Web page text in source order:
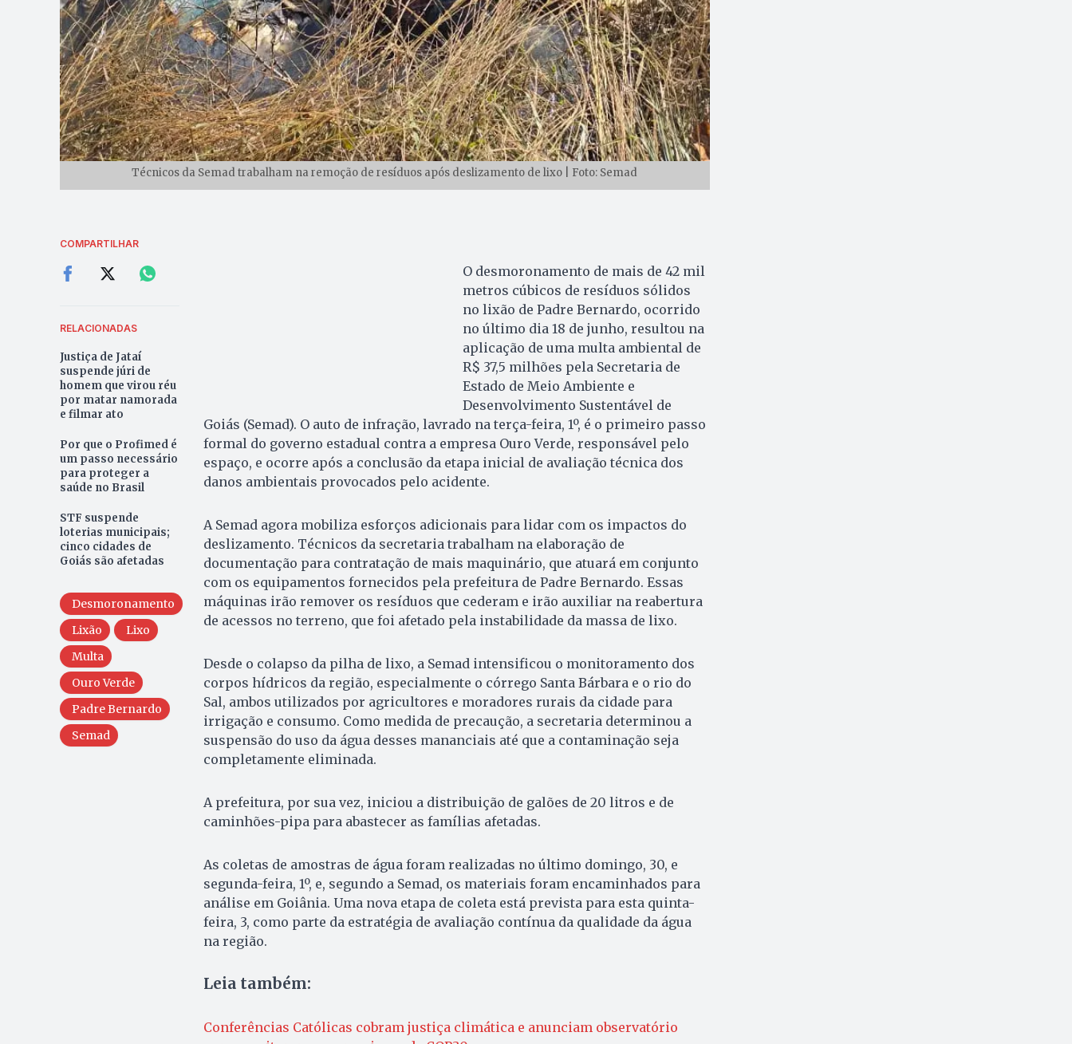
Técnicos da Semad trabalham na remoção de resíduos após deslizamento de lixo | Foto: Semad
COMPARTILHAR
RELACIONADAS
Justiça de Jataí
suspende júri de
homem que virou réu
por matar namorada
e filmar ato
Por que o Profimed é
um passo necessário
para proteger a
saúde no Brasil
STF suspende
loterias municipais;
cinco cidades de
Goiás são afetadas
Desmoronamento
Lixão
Lixo
Multa
Ouro Verde
Padre Bernardo
Semad
O desmoronamento de mais de 42 mil
metros cúbicos de resíduos sólidos
no lixão de Padre Bernardo, ocorrido
no último dia 18 de junho, resultou na
aplicação de uma multa ambiental de
R$ 37,5 milhões pela Secretaria de
Estado de Meio Ambiente e
Desenvolvimento Sustentável de
Goiás (Semad). O auto de infração, lavrado na terça-feira, 1º, é o primeiro passo
formal do governo estadual contra a empresa Ouro Verde, responsável pelo
espaço, e ocorre após a conclusão da etapa inicial de avaliação técnica dos
danos ambientais provocados pelo acidente.
A Semad agora mobiliza esforços adicionais para lidar com os impactos do
deslizamento. Técnicos da secretaria trabalham na elaboração de
documentação para contratação de mais maquinário, que atuará em conjunto
com os equipamentos fornecidos pela prefeitura de Padre Bernardo. Essas
máquinas irão remover os resíduos que cederam e irão auxiliar na reabertura
de acessos no terreno, que foi afetado pela instabilidade da massa de lixo.
Desde o colapso da pilha de lixo, a Semad intensificou o monitoramento dos
corpos hídricos da região, especialmente o córrego Santa Bárbara e o rio do
Sal, ambos utilizados por agricultores e moradores rurais da cidade para
irrigação e consumo. Como medida de precaução, a secretaria determinou a
suspensão do uso da água desses mananciais até que a contaminação seja
completamente eliminada.
A prefeitura, por sua vez, iniciou a distribuição de galões de 20 litros e de
caminhões-pipa para abastecer as famílias afetadas.
As coletas de amostras de água foram realizadas no último domingo, 30, e
segunda-feira, 1º, e, segundo a Semad, os materiais foram encaminhados para
análise em Goiânia. Uma nova etapa de coleta está prevista para esta quinta-
feira, 3, como parte da estratégia de avaliação contínua da qualidade da água
na região.
Leia também:
Conferências Católicas cobram justiça climática e anunciam observatório